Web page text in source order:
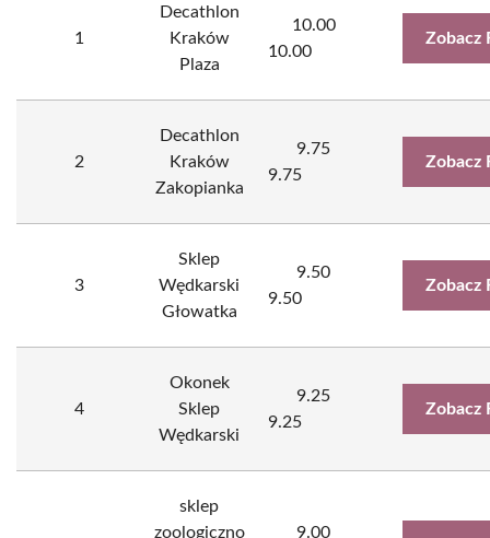
1
Decathlon
Kraków
Plaza
10.00
10.00
Zobacz
2
Decathlon
Kraków
Zakopianka
9.75
9.75
Zobacz
3
Sklep
Wędkarski
Głowatka
9.50
9.50
Zobacz
4
Okonek
Sklep
Wędkarski
9.25
9.25
Zobacz
sklep
zoologiczno
9.00